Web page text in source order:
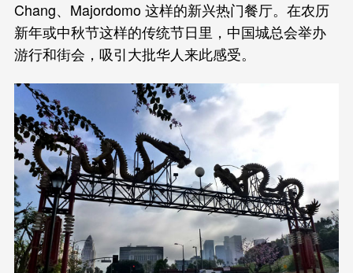
Chang、Majordomo 这样的新兴热门餐厅。在农历
新年或中秋节这样的传统节日里，中国城总会举办
游行和街会，吸引大批华人来此感受。